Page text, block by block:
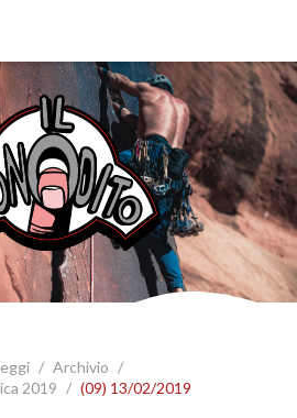
/ Archivio /
2019 / (09) 13/02/2019